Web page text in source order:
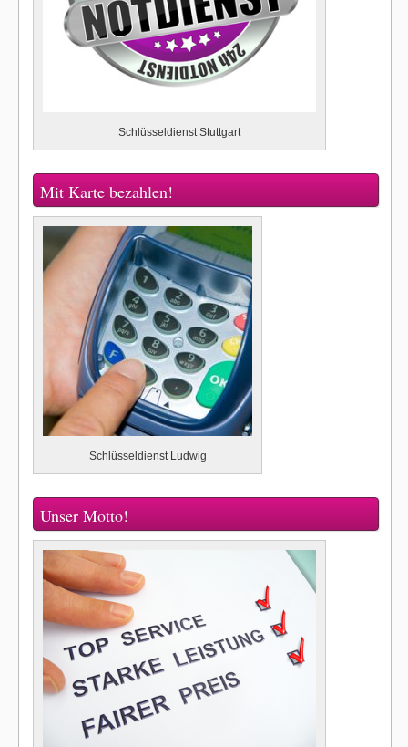
Schlüsseldienst Stuttgart
Mit Karte bezahlen!
Schlüsseldienst Ludwig
Unser Motto!